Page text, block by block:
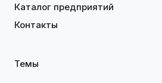
Каталог предприятий
Контакты
Темы